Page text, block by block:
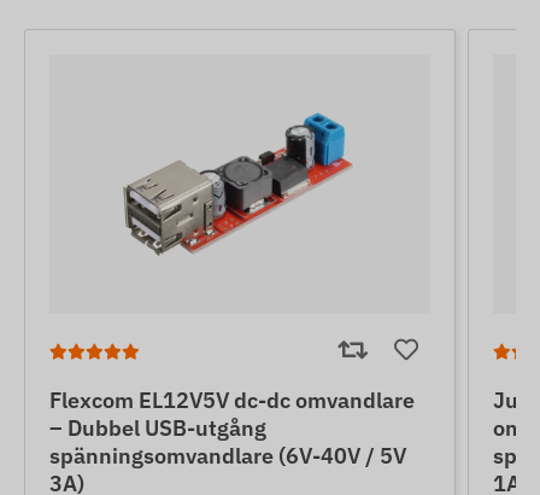
Flexcom EL12V5V dc-dc omvandlare
– Dubbel USB-utgång
spänningsomvandlare (6V-40V / 5V
3A)
1A)